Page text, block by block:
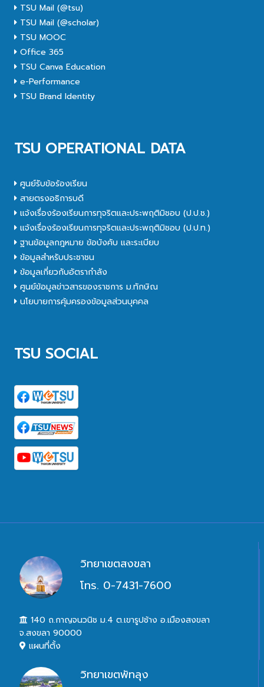
TSU Mail (@tsu)
TSU Mail (@scholar)
TSU MOOC
Office 365
TSU Canva Education
e-Performance
TSU Brand Identity
TSU OPERATIONAL DATA
ศูนย์รับข้อร้องเรียน
สายตรงอธิการบดี
แจ้งเรื่องร้องเรียนการทุจริตและประพฤติมิชอบ (ป.ป.ช.)
แจ้งเรื่องร้องเรียนการทุจริตและประพฤติมิชอบ (ป.ป.ท.)
ฐานข้อมูลกฎหมาย ข้อบังคับ และระเบียบ
ข้อมูลสำหรับประชาชน
ข้อมูลเกี่ยวกับอัตรากำลัง
ศูนย์ข้อมูลข่าวสารของราชการ ม.ทักษิณ
นโยบายการคุ้มครองข้อมูลส่วนบุคคล
TSU SOCIAL
วิทยาเขตสงขลา
โทร. 0-7431-7600
140 ถ.กาญจนวนิช ม.4 ต.เขารูปช้าง อ.เมืองสงขลา
จ.สงขลา 90000
แผนที่ตั้ง
วิทยาเขตพัทลุง